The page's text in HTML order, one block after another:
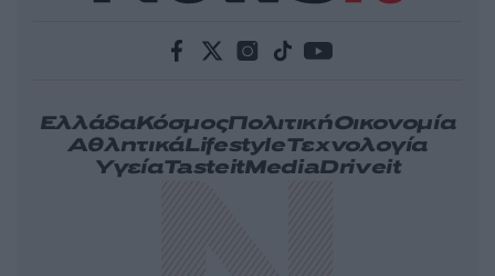
ΕλλάδαΚόσμοςΠολιτικήΟικονομία
ΑθλητικάLifestyleΤεχνολογία
ΥγείαTasteitMediaDriveit